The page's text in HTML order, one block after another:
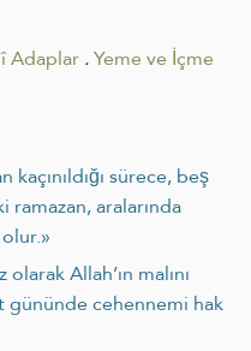
Adaplar.Yeme ve İçme
sürece, beş
aralarında
Allah’ın malını
gününde cehennemi hak